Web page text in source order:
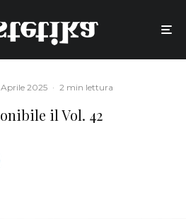
Aprile 2025 · 2 min lettura
il Vol. 42